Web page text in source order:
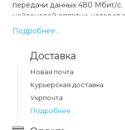
передачи данных 480 Мбит/с.
нейлоновой оплетки, которая
разрывов и перегрева, тем
и долговечным. Коннекторы
шнура с коннектором имеют
меньше подвержены излому.
которой, хранение и
Подробнее...
Доставка
Новая почта
Курьерская доставка
Укрпочта
Подробнее...